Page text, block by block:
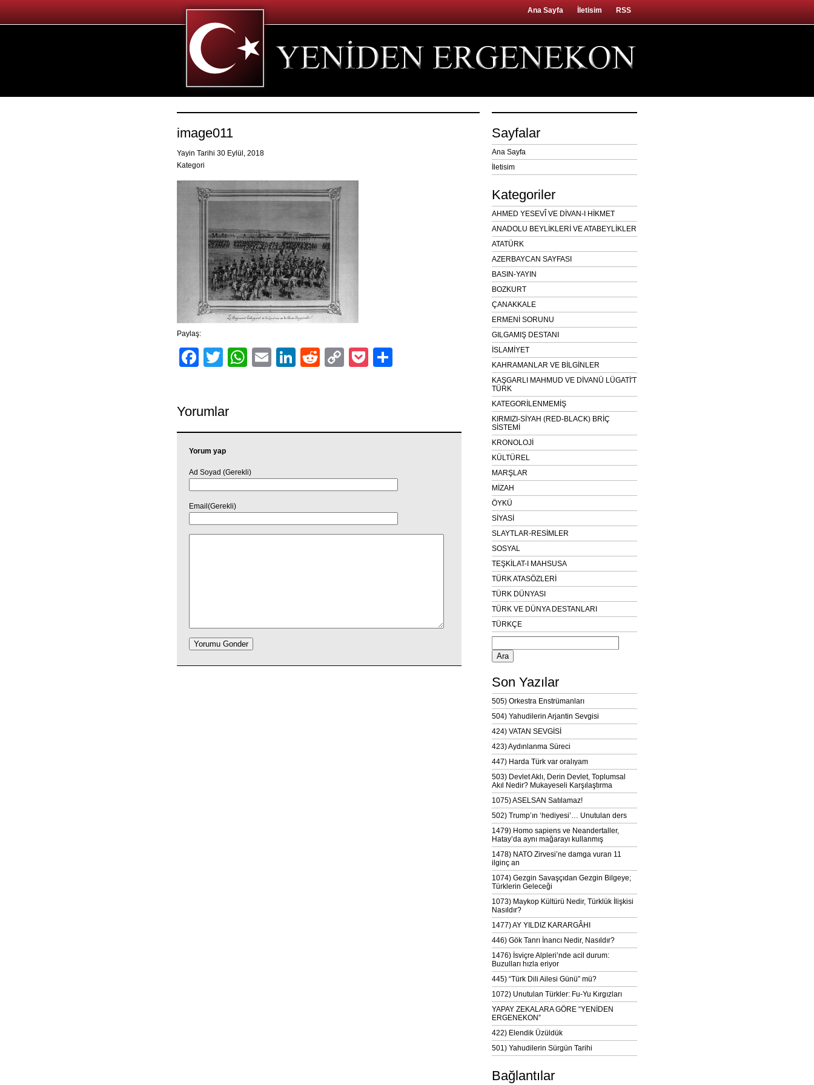
Ana Sayfa İletisim RSS
image011
Yayin Tarihi 30 Eylül, 2018
Kategori
Paylaş:
Facebook
TwitterWhatsApp
EmailLinkedIn
RedditCopyPocket
Yorumlar
Yorum yap
Ad Soyad (Gerekli)
Email(Gerekli)
Sayfalar
Ana Sayfa
İletisim
Kategoriler
AHMED YESEVÎ VE DİVAN-I HİKMET
ANADOLU BEYLİKLERİ VE ATABEYLİKLER
ATATÜRK
AZERBAYCAN SAYFASI
BASIN-YAYIN
BOZKURT
ÇANAKKALE
ERMENİ SORUNU
GILGAMIŞ DESTANI
İSLAMİYET
KAHRAMANLAR VE BİLGİNLER
KAŞGARLI MAHMUD VE DİVANÜ LÜGATİ'T
TÜRK
KATEGORİLENMEMİŞ
KIRMIZI-SİYAH (RED-BLACK) BRİÇ
SİSTEMİ
KRONOLOJİ
KÜLTÜREL
MARŞLAR
MİZAH
ÖYKÜ
SİYASİ
SLAYTLAR-RESİMLER
SOSYAL
TEŞKİLAT-I MAHSUSA
TÜRK ATASÖZLERİ
TÜRK DÜNYASI
TÜRK VE DÜNYA DESTANLARI
TÜRKÇE
Arama:
Son Yazılar
505) Orkestra Enstrümanları
504) Yahudilerin Arjantin Sevgisi
424) VATAN SEVGİSİ
423) Aydınlanma Süreci
447) Harda Türk var oralıyam
503) Devlet Aklı, Derin Devlet, Toplumsal
Akıl Nedir? Mukayeseli Karşılaştırma
1075) ASELSAN Satılamaz!
502) Trump’ın ‘hediyesi’… Unutulan ders
1479) Homo sapiens ve Neandertaller,
Hatay’da aynı mağarayı kullanmış
1478) NATO Zirvesi’ne damga vuran 11
ilginç an
1074) Gezgin Savaşçıdan Gezgin Bilgeye;
Türklerin Geleceği
1073) Maykop Kültürü Nedir, Türklük İlişkisi
Nasıldır?
1477) AY YILDIZ KARARGÂHI
446) Gök Tanrı İnancı Nedir, Nasıldır?
1476) İsviçre Alpleri’nde acil durum:
Buzulları hızla eriyor
445) “Türk Dili Ailesi Günü” mü?
1072) Unutulan Türkler: Fu-Yu Kırgızları
YAPAY ZEKALARA GÖRE “YENİDEN
ERGENEKON”
422) Elendik Üzüldük
501) Yahudilerin Sürgün Tarihi
Bağlantılar